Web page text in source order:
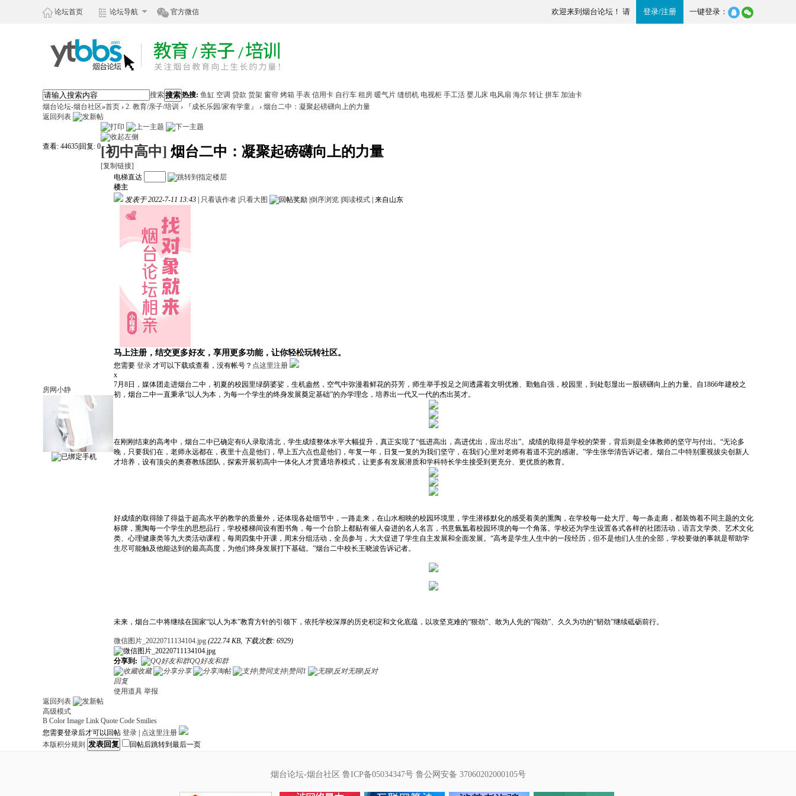
论坛首页 论坛导航 官方微信 欢迎来到烟台论坛！ 请 登录/注册 一键登录：
搜索搜索热搜: 鱼缸 空调 贷款 货架 窗帘 烤箱 手表 信用卡 自行车 租房 暖气片 缝纫机 电视柜 手工活 婴儿床 电风扇 海尔 转让 拼车 加油卡
烟台论坛-烟台社区»首页 › 2. 教育/亲子/培训 › 『成长乐园/家有学童』 › 烟台二中：凝聚起磅礴向上的力量
返回列表
查看: 44635 回复: 0[初中高中] 烟台二中：凝聚起磅礴向上的力量
[复制链接]
房网小静
电梯直达
楼主
发表于 2022-7-11 13:43
只看该作者 只看大图 倒序浏览 阅读模式 来自山东
马上注册，结交更多好友，享用更多功能，让你轻松玩转社区。
您需要 登录 才可以下载或查看，没有帐号？ 点这里注册
x
7月8日，媒体团走进烟台二中，初夏的校园里绿荫婆娑，生机盎然，空气中弥漫着鲜花的芬芳，师生举手投足之间透露着文明优雅、勤勉自强，校园里，到处彰显出一股磅礴向上的力量。自1866年建校之
初，烟台二中一直秉承“以人为本，为每一个学生的终身发展奠定基础”的办学理念，培养出一代又一代的杰出英才。
在刚刚结束的高考中，烟台二中已确定有6人录取清北，学生成绩整体水平大幅提升，真正实现了“低进高出，高进优出，应出尽出”。成绩的取得是学校的荣誉，背后则是全体教师的坚守与付出。“无论多
晚，只要我们在，老师永远都在，夜里十点是他们，早上五六点也是他们，年复一年，日复一复的为我们坚守，在我们心里对老师有着道不完的感谢。”学生张华清告诉记者。烟台二中特别重视拔尖创新人
才培养，设有顶尖的奥赛教练团队，探索开展初高中一体化人才贯通培养模式，让更多有发展潜质和学科特长学生接受到更充分、更优质的教育。
好成绩的取得除了得益于超高水平的教学的质量外，还体现各处细节中，一路走来，在山水相映的校园环境里，学生潜移默化的感受着美的熏陶，在学校每一处大厅、每一条走廊，都装饰着不同主题的文化
标牌，熏陶每一个学生的思想品行，学校楼梯间设有图书角，每一个台阶上都贴有催人奋进的名人名言，书意氤氲着校园环境的每一个角落。学校还为学生设置各式各样的社团活动，语言文学类、艺术文化
类、心理健康类等九大类活动课程，每周四集中开课，周末分组活动，全员参与，大大促进了学生自主发展和全面发展。“高考是学生人生中的一段经历，但不是他们人生的全部，学校要做的事就是帮助学
生尽可能触及他能达到的最高高度，为他们终身发展打下基础。”烟台二中校长王晓波告诉记者。
未来，烟台二中将继续在国家“以人为本”教育方针的引领下，依托学校深厚的历史积淀和文化底蕴，以攻坚克难的“狠劲”、敢为人先的“闯劲”、久久为功的“韧劲”继续砥砺前行。
微信图片_20220711134104.jpg (222.74 KB, 下载次数: 6929)
分享到:
QQ好友和群
收藏
分享 淘帖 支持|赞同1
无聊|反对
回复
使用道具 举报
返回列表
高级模式
B Color Image Link Quote Code Smilies
您需要登录后才可以回帖 登录
点这里注册
本版积分规则 发表回复 回帖后跳转到最后一页
烟台论坛-烟台社区 鲁ICP备05034347号 鲁公网安备 37060202000105号